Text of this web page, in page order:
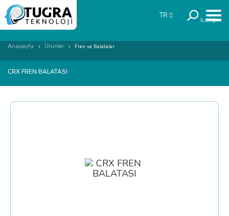
TR
İLETİŞİM
Anasayfa Ürünler Fren ve Balatalar
CRX FREN BALATASI